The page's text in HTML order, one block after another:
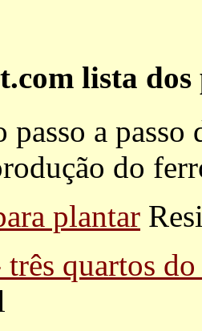
lista
passo a
do
plantar
quartos